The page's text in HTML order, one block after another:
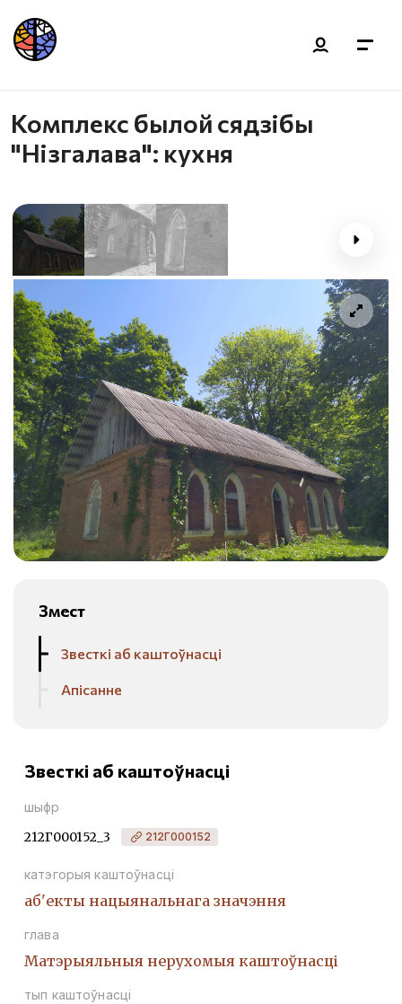
Комплекс былой сядзібы
"Нізгалава": кухня
Змест
Звесткі аб каштоўнасці
Апісанне
Звесткі аб каштоўнасці
шыфр
212Г000152_3 212Г000152
катэгорыя каштоўнасці
аб'екты нацыянальнага значэння
глава
Матэрыяльныя нерухомыя каштоўнасці
тып каштоўнасці